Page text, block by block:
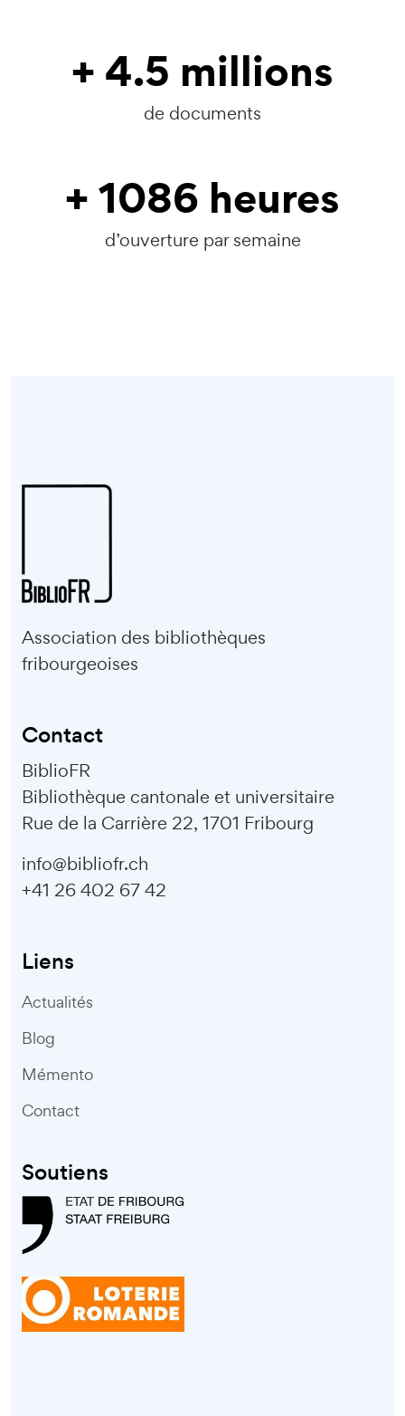
+4.5 millions
de documents
+1086 heures
d’ouverture par semaine
Association des bibliothèques
fribourgeoises
Contact
BiblioFR
Bibliothèque cantonale et universitaire
Rue de la Carrière 22, 1701 Fribourg
info@bibliofr.ch
+41 26 402 67 42
Liens
Actualités
Blog
Mémento
Contact
Soutiens